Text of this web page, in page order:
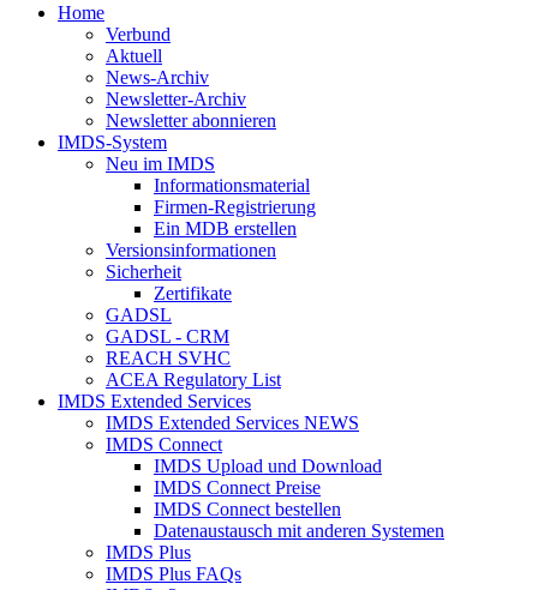
Home
Verbund
Aktuell
News-Archiv
Newsletter-Archiv
Newsletter abonnieren
IMDS-System
Neu im IMDS
Informationsmaterial
Firmen-Registrierung
Ein MDB erstellen
Versionsinformationen
Sicherheit
Zertifikate
GADSL
GADSL - CRM
REACH SVHC
ACEA Regulatory List
IMDS Extended Services
IMDS Extended Services NEWS
IMDS Connect
IMDS Upload und Download
IMDS Connect Preise
IMDS Connect bestellen
Datenaustausch mit anderen Systemen
IMDS Plus
IMDS Plus FAQs